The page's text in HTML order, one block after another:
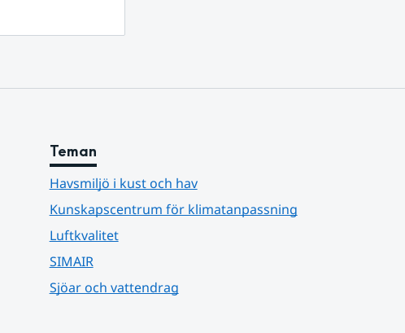
Teman
Havsmiljö i kust och hav
Kunskapscentrum för klimatanpassning
Luftkvalitet
SIMAIR
Sjöar och vattendrag